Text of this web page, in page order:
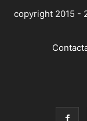
copyright 2015 -